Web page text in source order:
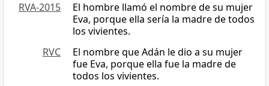
RVA-2015
El hombre llamó el nombre de su mujer
Eva, porque ella sería la madre de todos
los vivientes.
RVC
El nombre que Adán le dio a su mujer
fue Eva, porque ella fue la madre de
todos los vivientes.